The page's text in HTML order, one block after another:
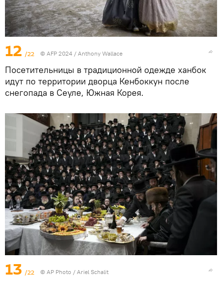
12 /22 © AFP 2024 / Anthony Wallace
Посетительницы в традиционной одежде ханбок
идут по территории дворца Кенбоккун после
снегопада в Сеуле, Южная Корея.
13 /22 © AP Photo / Ariel Schalit